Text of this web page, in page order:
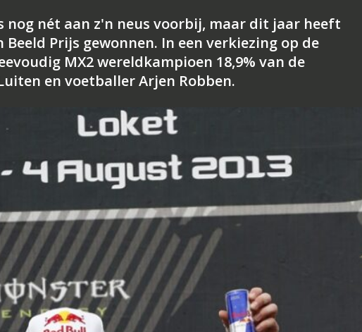
nog nét aan z'n neus voorbij, maar dit jaar heeft
Beeld Prijs gewonnen. In een verkiezing op de
MX2 wereldkampioen 18,9% van de
en voetballer Arjen Robben.